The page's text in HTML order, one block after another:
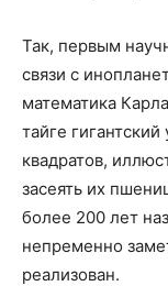
Так, первым
связи с
математика
тайге
квадратов,
засеять их
более 200 лет
непременно
реализован.